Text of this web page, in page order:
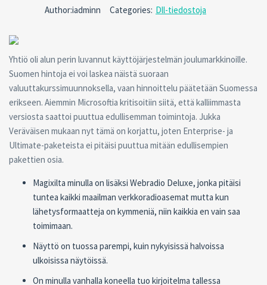
Remember me
Author:iadminn Categories: Dll-tiedostoja
Yhtiö oli alun perin luvannut käyttöjärjestelmän joulumarkkinoille.
Suomen hintoja ei voi laskea näistä suoraan
valuuttakurssimuunnoksella, vaan hinnoittelu päätetään Suomessa
erikseen. Aiemmin Microsoftia kritisoitiin siitä, että kalliimmasta
versiosta saattoi puuttua edullisemman toimintoja. Jukka
Veräväisen mukaan nyt tämä on korjattu, joten Enterprise- ja
Ultimate-paketeista ei pitäisi puuttua mitään edullisempien
pakettien osia.
Magixilta minulla on lisäksi Webradio Deluxe, jonka pitäisi
tuntea kaikki maailman verkkoradioasemat mutta kun
lähetysformaatteja on kymmeniä, niin kaikkia en vain saa
toimimaan.
Näyttö on tuossa parempi, kuin nykyisissä halvoissa
ulkoisissa näytöissä.
On minulla vanhalla koneella tuo kirjoitelma tallessa